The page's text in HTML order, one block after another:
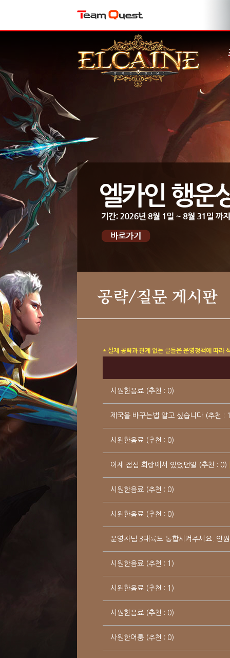
공략/질문 게시판
* 실제 공략과 관계 없는 글들은 운영정책에 따라
시원한음료 (추천 : 0)
제국을 바꾸는법 알고 싶습니다 (추천 :
시원한음료 (추천 : 0)
어제 점심 회랑에서 있었던일 (추천 : 0)
시원한음료 (추천 : 0)
시원한음료 (추천 : 0)
운영자님 3대륙도 통합시켜주세요. 인
시원한음료 (추천 : 1)
시원한음료 (추천 : 1)
시원한음료 (추천 : 0)
사원한어룸 (추천 : 0)